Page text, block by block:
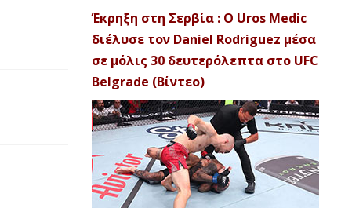
Έκρηξη στη Σερβία : Ο Uros Medic
διέλυσε τον Daniel Rodriguez μέσα
σε μόλις 30 δευτερόλεπτα στο UFC
Belgrade (Βίντεο)